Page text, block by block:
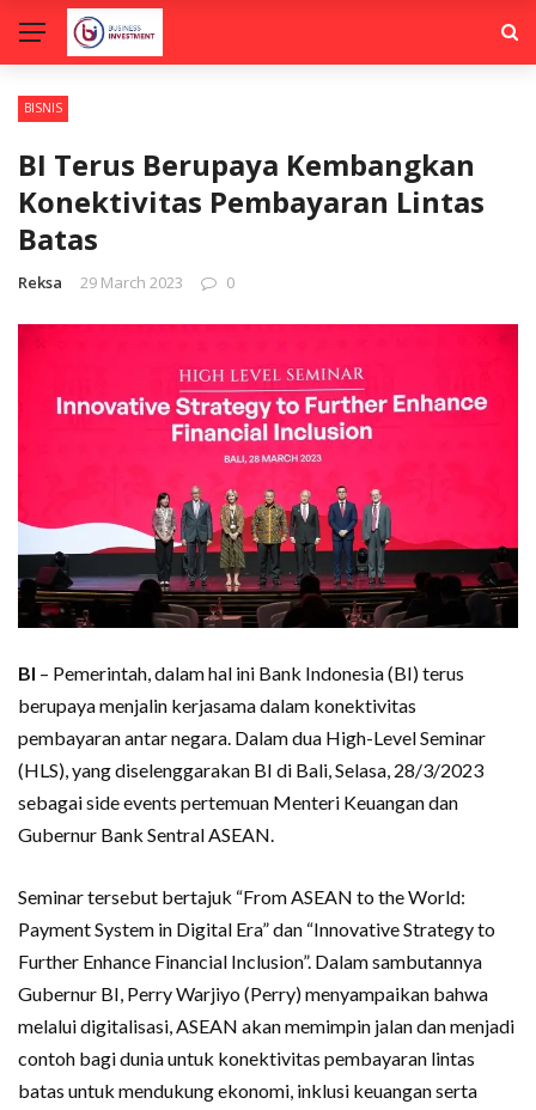
BISNIS
BI Terus Berupaya Kembangkan
Konektivitas Pembayaran Lintas
Batas
Reksa 29 March 2023 0
BI – Pemerintah, dalam hal ini Bank Indonesia (BI) terus
berupaya menjalin kerjasama dalam konektivitas
pembayaran antar negara. Dalam dua High-Level Seminar
(HLS), yang diselenggarakan BI di Bali, Selasa, 28/3/2023
sebagai side events pertemuan Menteri Keuangan dan
Gubernur Bank Sentral ASEAN.
Seminar tersebut bertajuk “From ASEAN to the World:
Payment System in Digital Era” dan “Innovative Strategy to
Further Enhance Financial Inclusion”. Dalam sambutannya
Gubernur BI, Perry Warjiyo (Perry) menyampaikan bahwa
melalui digitalisasi, ASEAN akan memimpin jalan dan menjadi
contoh bagi dunia untuk konektivitas pembayaran lintas
batas untuk mendukung ekonomi, inklusi keuangan serta